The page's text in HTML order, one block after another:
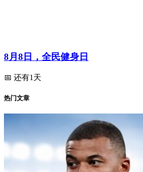
8月8日，全民健身日
📅 还有1天
热门文章